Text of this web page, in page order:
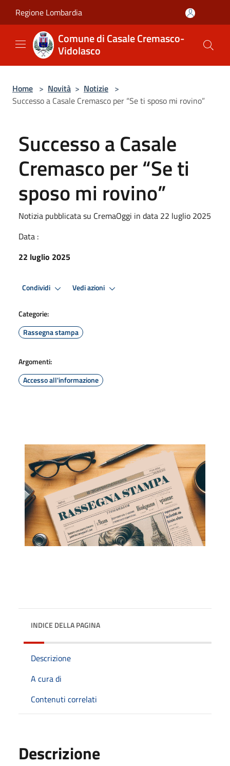
Regione Lombardia
Comune di Casale Cremasco-
Vidolasco
Home > Novità > Notizie >
Successo a Casale Cremasco per “Se ti sposo mi rovino”
Successo a Casale
Cremasco per “Se ti
sposo mi rovino”
Notizia pubblicata su CremaOggi in data 22 luglio 2025
Data :
22 luglio 2025
Condividi Vedi azioni
Categorie:
Rassegna stampa
Argomenti:
Accesso all'informazione
INDICE DELLA PAGINA
Descrizione
A cura di
Contenuti correlati
Descrizione